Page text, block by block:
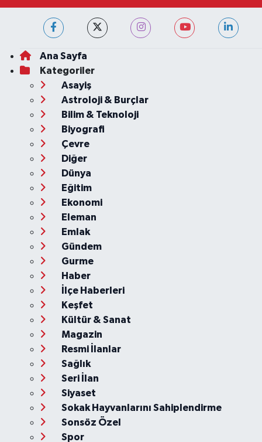
Ana Sayfa
Kategoriler
Asayiş
Astroloji & Burçlar
Bilim & Teknoloji
Biyografi
Çevre
Diğer
Dünya
Eğitim
Ekonomi
Eleman
Emlak
Gündem
Gurme
Haber
İlçe Haberleri
Keşfet
Kültür & Sanat
Magazin
Resmi İlanlar
Sağlık
Seri İlan
Siyaset
Sokak Hayvanlarını Sahiplendirme
Sonsöz Özel
Spor